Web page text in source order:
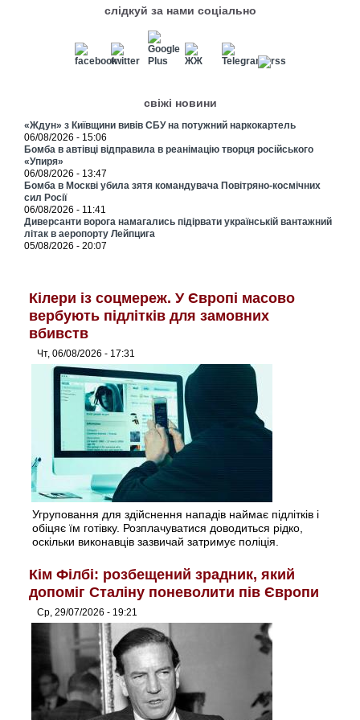
слідкуй за нами соціально
свіжі новини
«Ждун» з Київщини вивів СБУ на потужний наркокартель
06/08/2026 - 15:06
Бомба в автівці відправила в реанімацію творця російського
«Упиря»
06/08/2026 - 13:47
Бомба в Москві убила зятя командувача Повітряно-космічних
сил Росії
06/08/2026 - 11:41
Диверсанти ворога намагались підірвати українській вантажний
літак в аеропорту Лейпцига
05/08/2026 - 20:07
Кілери із соцмереж. У Європі масово
вербують підлітків для замовних
вбивств
Чт, 06/08/2026 - 17:31
Угруповання для здійснення нападів наймає підлітків і
обіцяє їм готівку. Розплачуватися доводиться рідко,
оскільки виконавців зазвичай затримує поліція.
Кім Філбі: розбещений зрадник, який
допоміг Сталіну поневолити пів Європи
Ср, 29/07/2026 - 19:21